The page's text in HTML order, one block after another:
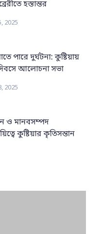
2025
হস্তান্তর
2025
পারে দুর্ঘটনা: কুষ্টিয়ায়
আলোচনা সভা
ও মানবসম্পদ
কুষ্টিয়ার কৃতিসন্তান